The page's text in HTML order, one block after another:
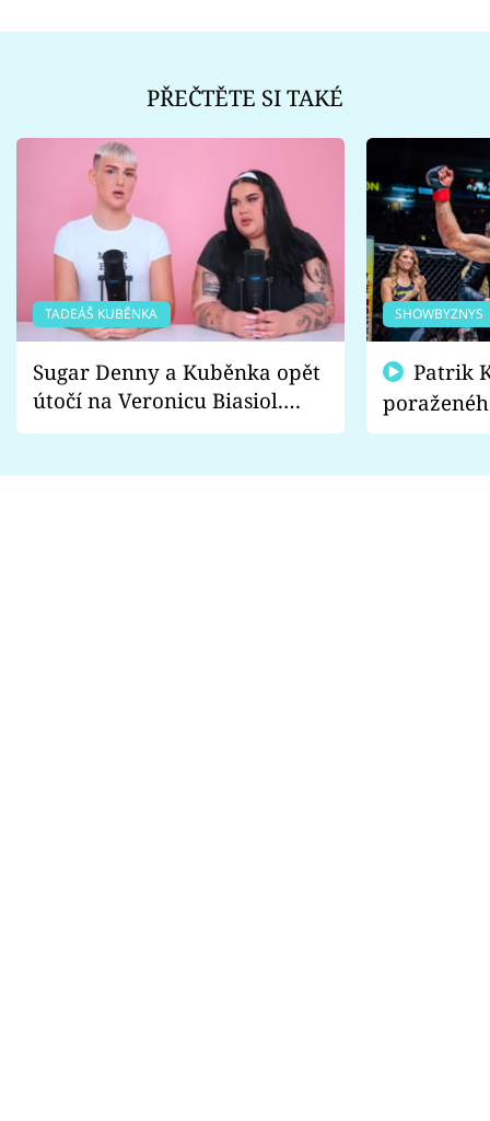
PŘEČTĚTE SI TAKÉ
TADEÁŠ KUBĚNKA
Sugar Denny a Kuběnka opět
útočí na Veronicu Biasiol.
Proč je podle nich falešná a
SHOWBYZNYS
fanoušci